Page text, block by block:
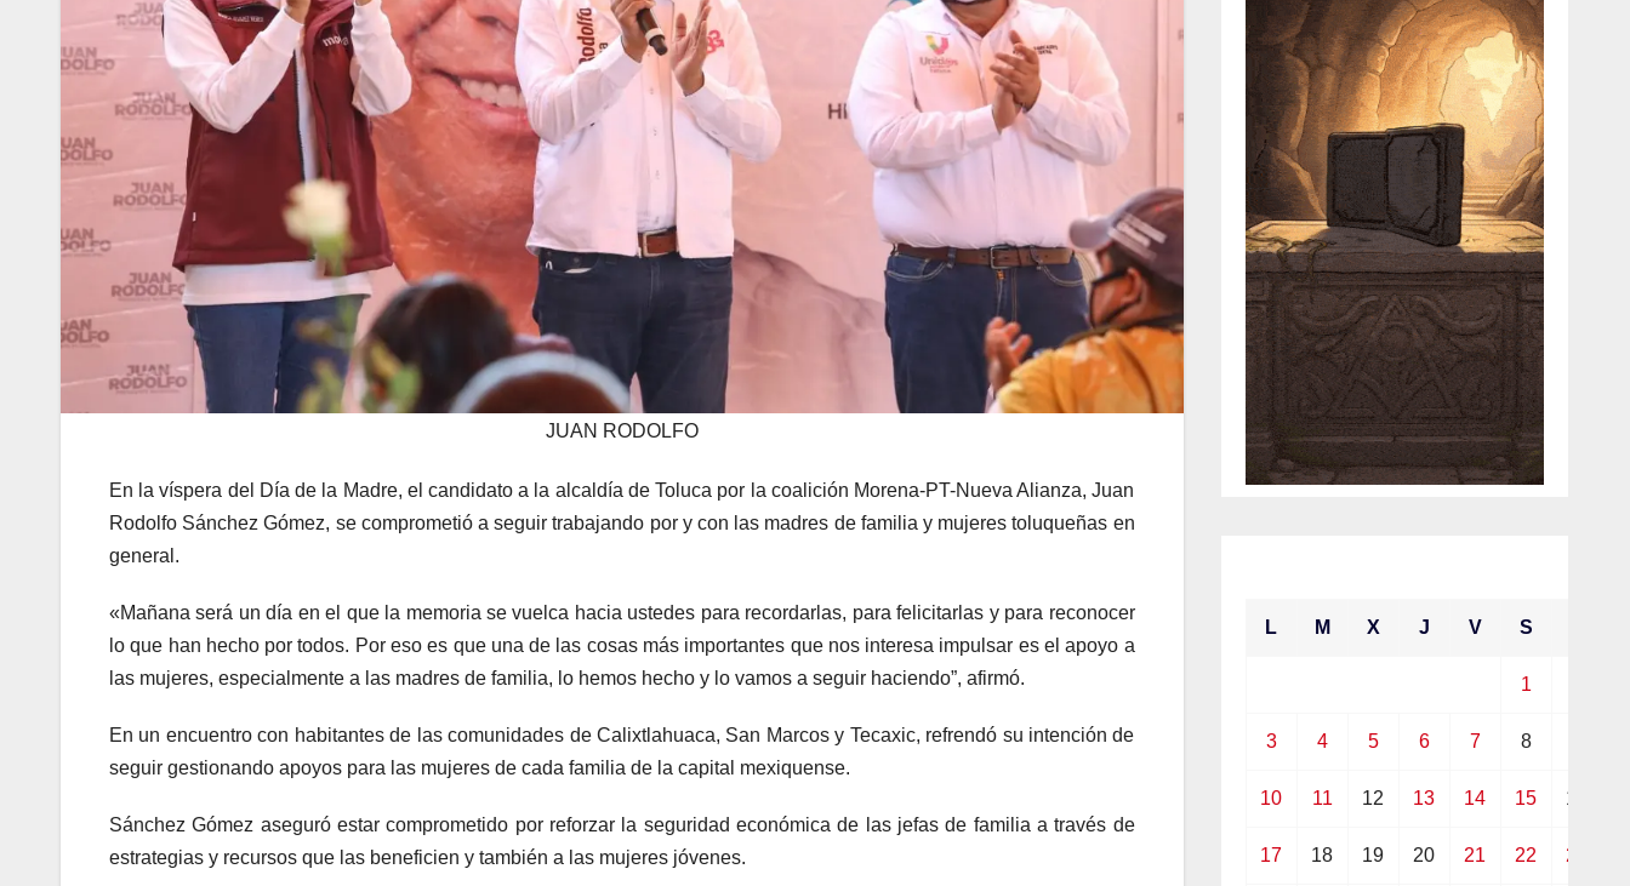
JUAN RODOLFO
En la víspera del Día de la Madre, el candidato a la alcaldía de Toluca por la coalición Morena-PT-Nueva Alianza, Juan
Rodolfo Sánchez Gómez, se comprometió a seguir trabajando por y con las madres de familia y mujeres toluqueñas en
general.
«Mañana será un día en el que la memoria se vuelca hacia ustedes para recordarlas, para felicitarlas y para reconocer
lo que han hecho por todos. Por eso es que una de las cosas más importantes que nos interesa impulsar es el apoyo a
las mujeres, especialmente a las madres de familia, lo hemos hecho y lo vamos a seguir haciendo”, afirmó.
En un encuentro con habitantes de las comunidades de Calixtlahuaca, San Marcos y Tecaxic, refrendó su intención de
seguir gestionando apoyos para las mujeres de cada familia de la capital mexiquense.
Sánchez Gómez aseguró estar comprometido por reforzar la seguridad económica de las jefas de familia a través de
estrategias y recursos que las beneficien y también a las mujeres jóvenes.
L M X J V S
1
3 4 5 6 7 8
10 11 12 13 14 15 16
17 18 19 20 21 22 23